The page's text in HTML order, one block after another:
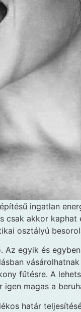
ingatlan
csak akkor kaphat
osztályú
egyik és
fűtésre. A
magas a
határ